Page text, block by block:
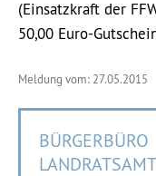
(Einsatzkraft der
50,00 Euro-
Meldung vom: 27.05.2015
BÜRGERBÜRO
LANDRATSAMT